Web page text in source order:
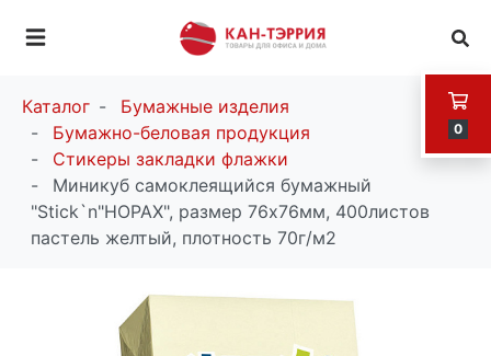
0
Каталог
Бумажные изделия
Бумажно-беловая продукция
Стикеры закладки флажки
Миникуб самоклеящийся бумажный
"Stick`n"HOPAX", размер 76x76мм, 400листов
пастель желтый, плотность 70г/м2